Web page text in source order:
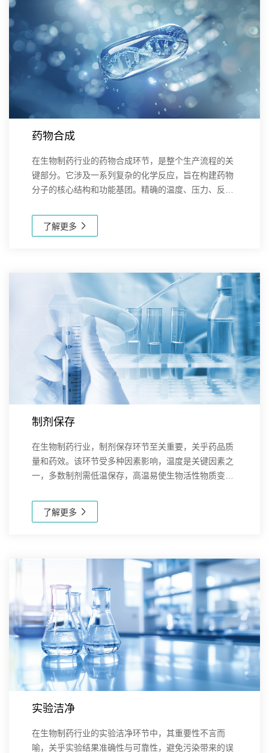
药物合成
在生物制药行业的药物合成环节，是整个生产流程的关
键部分。它涉及一系列复杂的化学反应，旨在构建药物
分子的核心结构和功能基团。精确的温度、压力、反应
物质量至关重要。合成过程需要使用多种高纯度的原
料...
了解更多
制剂保存
在生物制药行业，制剂保存环节至关重要，关乎药品质
量和药效。该环节受多种因素影响，温度是关键因素之
一，多数制剂需低温保存，高温易使生物活性物质变
水解和微生物滋生，低湿度对部分制剂也可能有不良
作...
了解更多
实验洁净
在生物制药行业的实验洁净环节中，其重要性不言而
喻，关乎实验结果准确性与可靠性，避免污染带来的误